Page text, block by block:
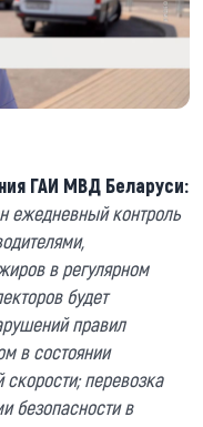
ГАИ МВД Беларуси:
ежедневный контроль
в регулярном
будет
правил
в состоянии
перевозка
безопасности в